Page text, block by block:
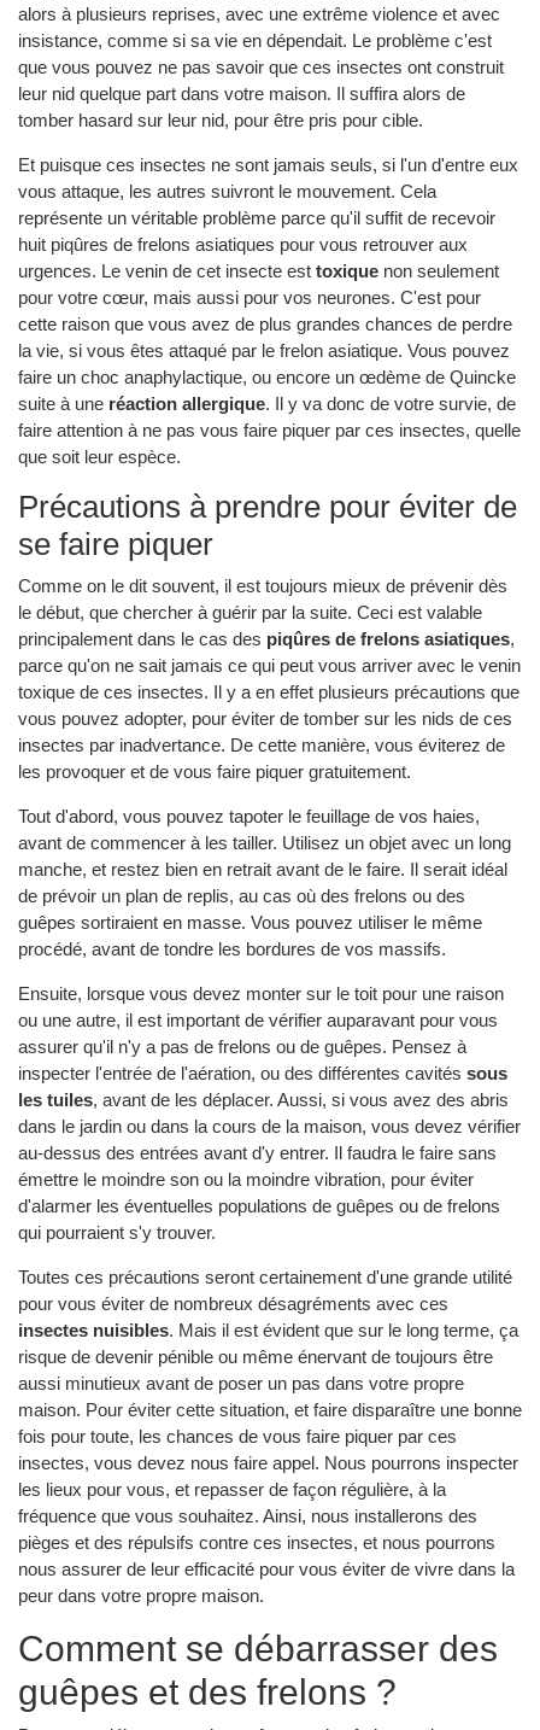
alors à plusieurs reprises, avec une extrême violence et avec
insistance, comme si sa vie en dépendait. Le problème c'est
que vous pouvez ne pas savoir que ces insectes ont construit
leur nid quelque part dans votre maison. Il suffira alors de
tomber hasard sur leur nid, pour être pris pour cible.
Et puisque ces insectes ne sont jamais seuls, si l'un d'entre eux
vous attaque, les autres suivront le mouvement. Cela
représente un véritable problème parce qu'il suffit de recevoir
huit piqûres de frelons asiatiques pour vous retrouver aux
urgences. Le venin de cet insecte est toxique non seulement
pour votre cœur, mais aussi pour vos neurones. C'est pour
cette raison que vous avez de plus grandes chances de perdre
la vie, si vous êtes attaqué par le frelon asiatique. Vous pouvez
faire un choc anaphylactique, ou encore un œdème de Quincke
suite à une réaction allergique. Il y va donc de votre survie, de
faire attention à ne pas vous faire piquer par ces insectes, quelle
que soit leur espèce.
Précautions à prendre pour éviter de
se faire piquer
Comme on le dit souvent, il est toujours mieux de prévenir dès
le début, que chercher à guérir par la suite. Ceci est valable
principalement dans le cas des piqûres de frelons asiatiques,
parce qu'on ne sait jamais ce qui peut vous arriver avec le venin
toxique de ces insectes. Il y a en effet plusieurs précautions que
vous pouvez adopter, pour éviter de tomber sur les nids de ces
insectes par inadvertance. De cette manière, vous éviterez de
les provoquer et de vous faire piquer gratuitement.
Tout d'abord, vous pouvez tapoter le feuillage de vos haies,
avant de commencer à les tailler. Utilisez un objet avec un long
manche, et restez bien en retrait avant de le faire. Il serait idéal
de prévoir un plan de replis, au cas où des frelons ou des
guêpes sortiraient en masse. Vous pouvez utiliser le même
procédé, avant de tondre les bordures de vos massifs.
Ensuite, lorsque vous devez monter sur le toit pour une raison
ou une autre, il est important de vérifier auparavant pour vous
assurer qu'il n'y a pas de frelons ou de guêpes. Pensez à
inspecter l'entrée de l'aération, ou des différentes cavités sous
les tuiles, avant de les déplacer. Aussi, si vous avez des abris
dans le jardin ou dans la cours de la maison, vous devez vérifier
au-dessus des entrées avant d'y entrer. Il faudra le faire sans
émettre le moindre son ou la moindre vibration, pour éviter
d'alarmer les éventuelles populations de guêpes ou de frelons
qui pourraient s'y trouver.
Toutes ces précautions seront certainement d'une grande utilité
pour vous éviter de nombreux désagréments avec ces
insectes nuisibles. Mais il est évident que sur le long terme, ça
risque de devenir pénible ou même énervant de toujours être
aussi minutieux avant de poser un pas dans votre propre
maison. Pour éviter cette situation, et faire disparaître une bonne
fois pour toute, les chances de vous faire piquer par ces
insectes, vous devez nous faire appel. Nous pourrons inspecter
les lieux pour vous, et repasser de façon régulière, à la
fréquence que vous souhaitez. Ainsi, nous installerons des
pièges et des répulsifs contre ces insectes, et nous pourrons
nous assurer de leur efficacité pour vous éviter de vivre dans la
peur dans votre propre maison.
Comment se débarrasser des
guêpes et des frelons ?